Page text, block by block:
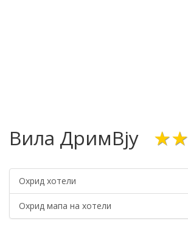
Вила ДримВју ★★
Охрид хотели
Охрид мапа на хотели